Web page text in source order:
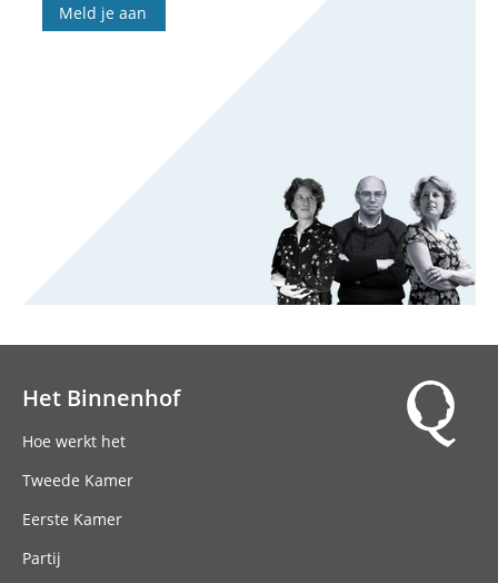
Meld je aan
Het Binnenhof
Hoe werkt het
Tweede Kamer
Eerste Kamer
Partij